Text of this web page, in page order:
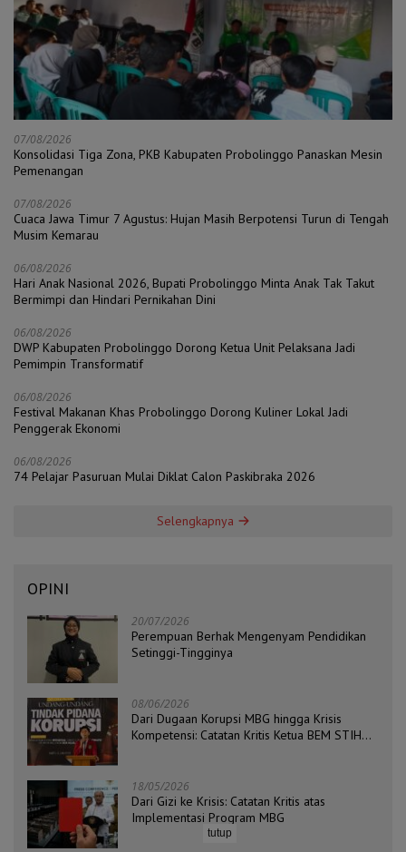
07/08/2026
Konsolidasi Tiga Zona, PKB Kabupaten Probolinggo Panaskan Mesin
Pemenangan
07/08/2026
Cuaca Jawa Timur 7 Agustus: Hujan Masih Berpotensi Turun di Tengah
Musim Kemarau
06/08/2026
Hari Anak Nasional 2026, Bupati Probolinggo Minta Anak Tak Takut
Bermimpi dan Hindari Pernikahan Dini
06/08/2026
DWP Kabupaten Probolinggo Dorong Ketua Unit Pelaksana Jadi
Pemimpin Transformatif
06/08/2026
Festival Makanan Khas Probolinggo Dorong Kuliner Lokal Jadi
Penggerak Ekonomi
06/08/2026
74 Pelajar Pasuruan Mulai Diklat Calon Paskibraka 2026
Selengkapnya
OPINI
20/07/2026
Perempuan Berhak Mengenyam Pendidikan
Setinggi-Tingginya
08/06/2026
Dari Dugaan Korupsi MBG hingga Krisis
Kompetensi: Catatan Kritis Ketua BEM STIH
18/05/2026
Dari Gizi ke Krisis: Catatan Kritis atas
Implementasi Program MBG
tutup